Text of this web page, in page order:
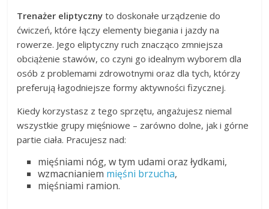
Trenażer eliptyczny to doskonałe urządzenie do
ćwiczeń, które łączy elementy biegania i jazdy na
rowerze. Jego eliptyczny ruch znacząco zmniejsza
obciążenie stawów, co czyni go idealnym wyborem dla
osób z problemami zdrowotnymi oraz dla tych, którzy
preferują łagodniejsze formy aktywności fizycznej.
Kiedy korzystasz z tego sprzętu, angażujesz niemal
wszystkie grupy mięśniowe – zarówno dolne, jak i górne
partie ciała. Pracujesz nad:
mięśniami nóg, w tym udami oraz łydkami,
wzmacnianiem mięśni brzucha,
mięśniami ramion.